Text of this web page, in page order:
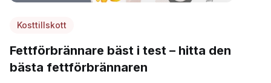
Kosttillskott
Fettförbrännare bäst i test – hitta den
bästa fettförbrännaren